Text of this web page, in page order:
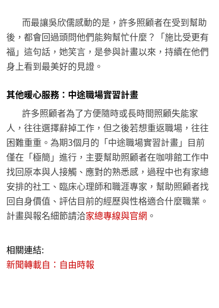
而最讓吳欣儒感動的是，許多照顧者在受到幫助
後，都會回過頭問他們能夠幫忙什麼？「施比受更有
福」這句話，她笑言，是參與計畫以來，持續在他們
身上看到最美好的見證。
其他暖心服務：中途職場實習計畫
許多照顧者為了方便隨時或長時間照顧失能家
人，往往選擇辭掉工作，但之後若想重返職場，往往
困難重重。為期3個月的「中途職場實習計畫」目前
僅在「極簡」進行，主要幫助照顧者在咖啡館工作中
找回原本與人接觸、應對的熟悉感，過程中也有家總
安排的社工、臨床心理師和職涯專家，幫助照顧者找
回自身價值、評估目前的經歷與性格適合什麼職業。
計畫與報名細節請洽家總專線與官網 。
相關連結:
新聞轉載自：自由時報